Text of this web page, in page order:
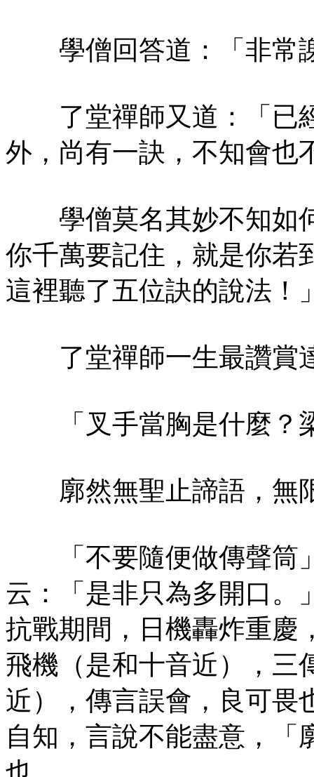
學僧回答道：「非常
了堂禪師又道：「已
外，尚有一訣，不知會也
學僧莫名其妙不知如
你千萬要記住，就是你若
這裡聽了五位訣的說法！
了堂禪師一生最讚賞
「叉手當胸是什麼？
廓然無聖止諦語，無
「不要隨便做傳聲筒
云：「是非只為多開口。
抗戰期間，日機轟炸重慶
飛機（是和十音近），三
近），傳言誤會，良可畏
自知，言說不能盡意，「